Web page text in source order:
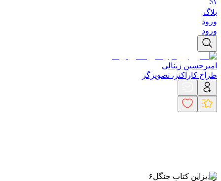
بلاگ
ورود
ورود
امیرحسین زینالی
طراح کاراکتر، تصویرگر
ریدیزاین کتاب جنگل۶